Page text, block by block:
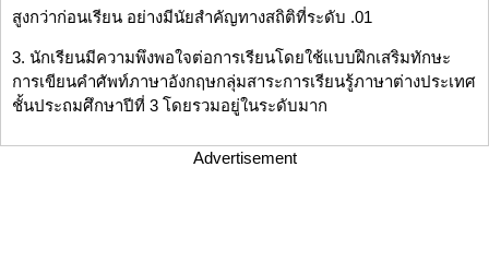
สูงกว่าก่อนเรียน อย่างมีนัยสำคัญทางสถิติที่ระดับ .01
3. นักเรียนมีความพึงพอใจต่อการเรียนโดยใช้แบบฝึกเสริมทักษะ
การเขียนคำศัพท์ภาษาอังกฤษกลุ่มสาระการเรียนรู้ภาษาต่างประเทศ
ชั้นประถมศึกษาปีที่ 3 โดยรวมอยู่ในระดับมาก
Advertisement